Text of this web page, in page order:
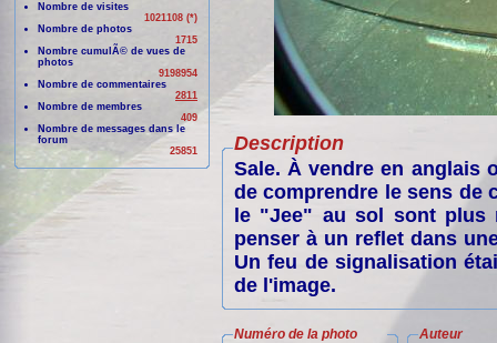
Nombre de visites
1021108 (*)
Nombre de photos
1715
Nombre cumulÃ© de vues de
photos
9198954
Nombre de commentaires
2811
Nombre de membres
409
Nombre de messages dans le
forum
25851
Description
Sale. À vendre en anglais
de comprendre le sens de
le "Jee" au sol sont plus
penser à un reflet dans
Un feu de signalisation
de l'image.
Numéro de la photo
Auteur